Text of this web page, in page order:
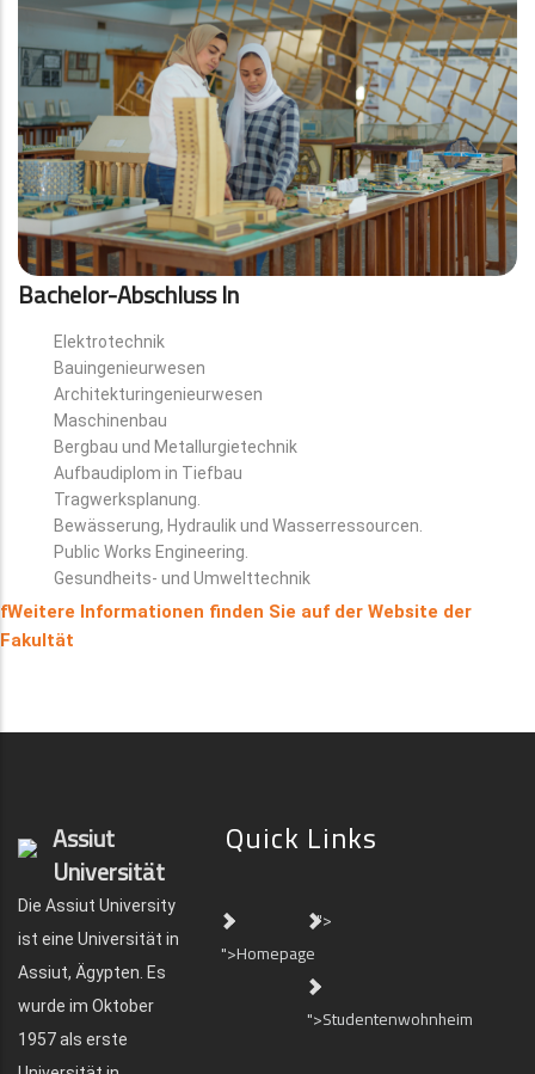
Bachelor-Abschluss In
Elektrotechnik
Bauingenieurwesen
Architekturingenieurwesen
Maschinenbau
Bergbau und Metallurgietechnik
Aufbaudiplom in Tiefbau
Tragwerksplanung.
Bewässerung, Hydraulik und Wasserressourcen.
Public Works Engineering.
Gesundheits- und Umwelttechnik
fWeitere Informationen finden Sie auf der Website der
Fakultät
Assiut
Universität
Die Assiut University
ist eine Universität in
Assiut, Ägypten. Es
wurde im Oktober
1957 als erste
Quick Links
">Homepage
">
">Studentenwohnheim